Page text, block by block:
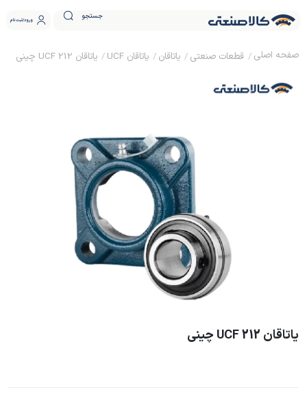
جستجو ورود ثبت نام
قطعات صنعتی یاتاقان یاتاقان UCF یاتاقان UCF 212 چینی
یاتاقان UCF 212 چینی